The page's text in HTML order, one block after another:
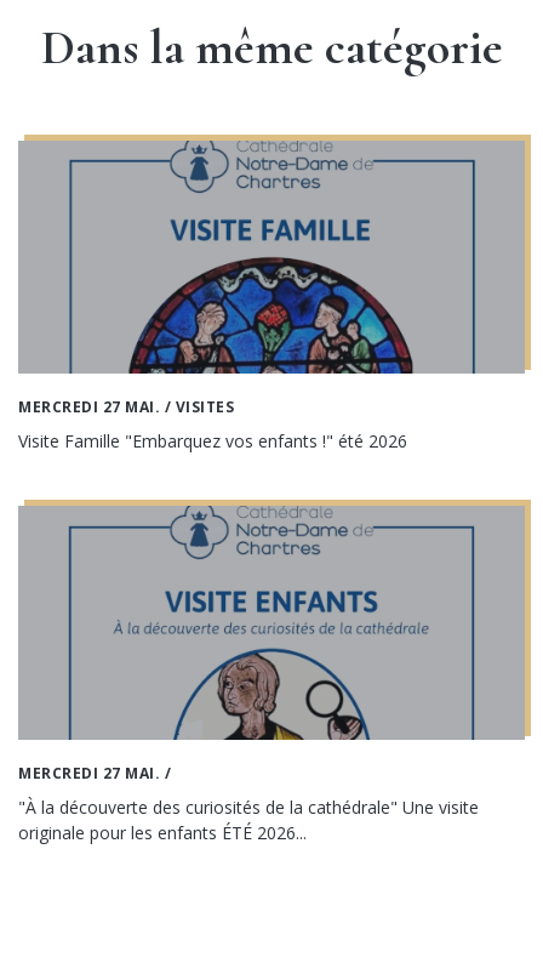
Dans la même catégorie
MERCREDI 27 MAI. / VISITES
Visite Famille "Embarquez vos enfants !" été 2026
MERCREDI 27 MAI. /
"À la découverte des curiosités de la cathédrale" Une visite
originale pour les enfants ÉTÉ 2026...